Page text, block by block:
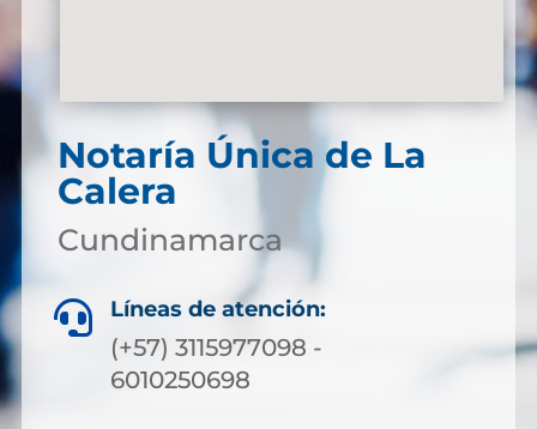
Notaría Única de La
Calera
Cundinamarca
 Líneas de atención:
(+57) 3115977098 -
6010250698